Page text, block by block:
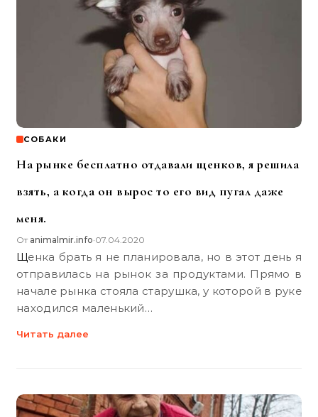
СОБАКИ
На рынке бесплатно отдавали щенков, я решила
взять, а когда он вырос то его вид пугал даже
меня.
От animalmir.info•07.04.2020
Щенка брать я не планировала, но в этот день я
отправилась на рынок за продуктами. Прямо в
начале рынка стояла старушка, у которой в руке
находился маленький…
Читать далее